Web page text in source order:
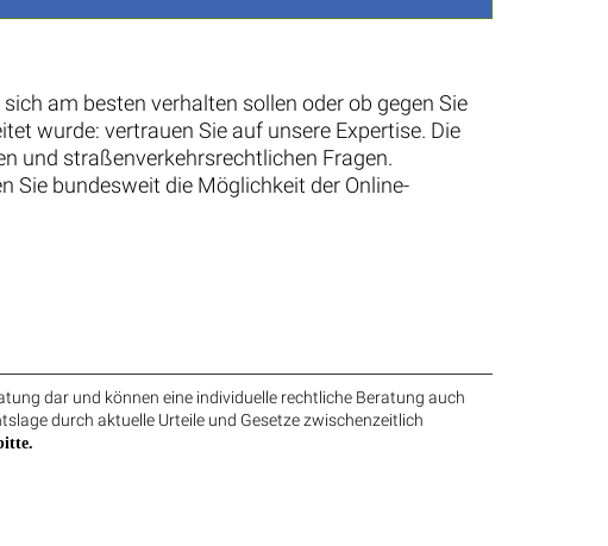
am besten verhalten sollen oder ob gegen Sie
wurde: vertrauen Sie auf unsere Expertise. Die
und straßenverkehrsrechtlichen Fragen.
Sie bundesweit die Möglichkeit der Online-
dar und können eine individuelle rechtliche Beratung auch
durch aktuelle Urteile und Gesetze zwischenzeitlich